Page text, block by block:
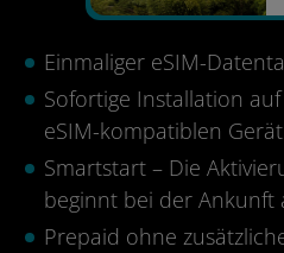
Einmaliger eSIM-
Sofortige Installation
eSIM-kompatiblen
Smartstart – Die
beginnt bei der Ankunft
Prepaid ohne